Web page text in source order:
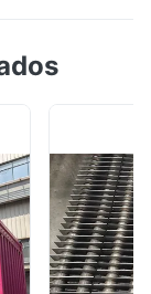
de calor
de arena, la
...